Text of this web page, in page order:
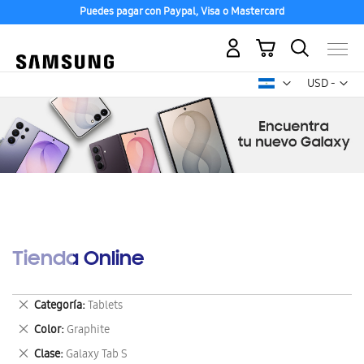
Puedes pagar con Paypal, Visa o Mastercard
USD -
dólar
Mi carrito
Tienda Online
Categoría Tablets
Eliminar
este
artículo
Color Graphite
Eliminar
este
Clase Galaxy Tab S
Eliminar